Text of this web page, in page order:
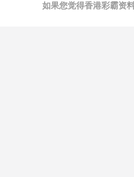
如果您觉得香港彩霸资